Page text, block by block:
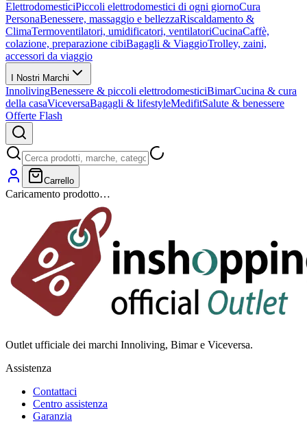
ElettrodomesticiPiccoli elettrodomestici di ogni giornoCura
PersonaBenessere, massaggio e bellezzaRiscaldamento &
ClimaTermoventilatori, umidificatori, ventilatoriCucinaCaffè,
colazione, preparazione cibiBagagli & ViaggioTrolley, zaini,
accessori da viaggio
I Nostri Marchi
InnolivingBenessere & piccoli elettrodomesticiBimarCucina & cura
della casaViceversaBagagli & lifestyleMedifitSalute & benessere
Offerte Flash
Carrello
Caricamento prodotto…
Outlet ufficiale dei marchi Innoliving, Bimar e Viceversa.
Assistenza
Contattaci
Centro assistenza
Garanzia